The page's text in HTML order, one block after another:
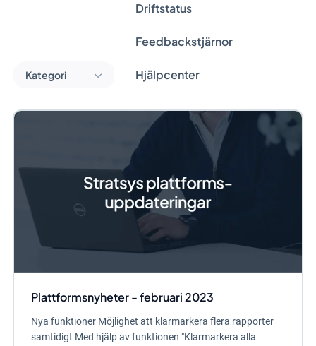
Driftstatus
Feedbackstjärnor
Hjälpcenter
Kategori
Plattformsnyheter - februari 2023
Nya funktioner Möjlighet att klarmarkera flera rapporter
samtidigt Med hjälp av funktionen "Klarmarkera alla